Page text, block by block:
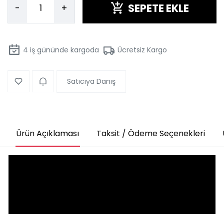
- + SEPETE EKLE
4 iş gününde kargoda Ücretsiz Kargo
Satıcıya Danış
Ürün Açıklaması Taksit / Ödeme Seçenekleri